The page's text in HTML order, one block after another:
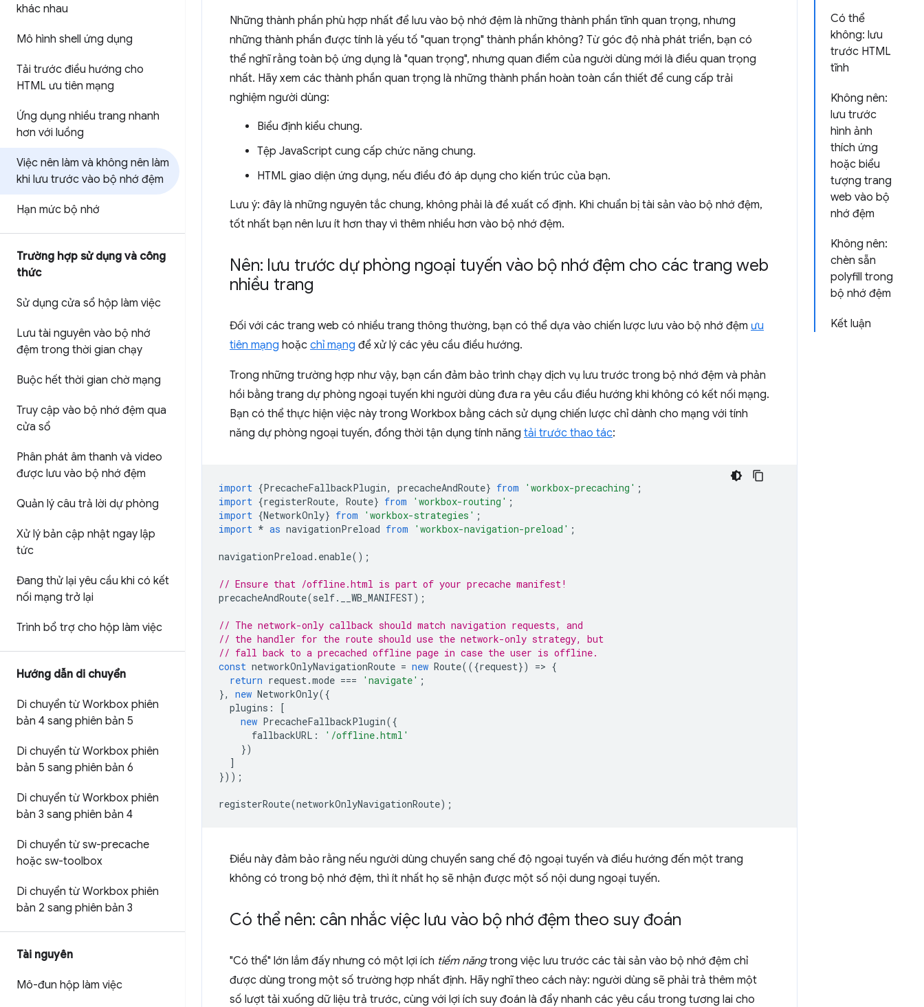
khác nhau
Mô hình shell ứng dụng
Tải trước điều hướng cho
HTML ưu tiên mạng
Ứng dụng nhiều trang nhanh
hơn với luồng
Việc nên làm và không nên làm
khi lưu trước vào bộ nhớ đệm
Hạn mức bộ nhớ
Trường hợp sử dụng và công
thức
Sử dụng cửa sổ hộp làm việc
Lưu tài nguyên vào bộ nhớ
đệm trong thời gian chạy
Buộc hết thời gian chờ mạng
Truy cập vào bộ nhớ đệm qua
cửa sổ
Phân phát âm thanh và video
được lưu vào bộ nhớ đệm
Quản lý câu trả lời dự phòng
Xử lý bản cập nhật ngay lập
tức
Đang thử lại yêu cầu khi có kết
nối mạng trở lại
Trình bổ trợ cho hộp làm việc
Hướng dẫn di chuyển
Di chuyển từ Workbox phiên
bản 4 sang phiên bản 5
Di chuyển từ Workbox phiên
bản 5 sang phiên bản 6
Di chuyển từ Workbox phiên
bản 3 sang phiên bản 4
Di chuyển từ sw-precache
hoặc sw-toolbox
Di chuyển từ Workbox phiên
bản 2 sang phiên bản 3
Tài nguyên
Mô-đun hộp làm việc
Có thể
không: lưu
trước HTML
tĩnh
Không nên:
lưu trước
hình ảnh
thích ứng
hoặc biểu
tượng trang
web vào bộ
nhớ đệm
Không nên:
chèn sẵn
polyfill trong
bộ nhớ đệm
Kết luận
Những thành phần phù hợp nhất để lưu vào bộ nhớ đệm là những thành phần tĩnh quan trọng, nhưng
những thành phần được tính là yếu tố "quan trọng" thành phần không? Từ góc độ nhà phát triển, bạn có
thể nghĩ rằng toàn bộ ứng dụng là "quan trọng", nhưng quan điểm của người dùng mới là điều quan trọng
nhất. Hãy xem các thành phần quan trọng là những thành phần hoàn toàn cần thiết để cung cấp trải
nghiệm người dùng:
Biểu định kiểu chung.
Tệp JavaScript cung cấp chức năng chung.
HTML giao diện ứng dụng, nếu điều đó áp dụng cho kiến trúc của bạn.
Lưu ý: đây là những nguyên tắc chung, không phải là đề xuất cố định. Khi chuẩn bị tài sản vào bộ nhớ đệm,
tốt nhất bạn nên lưu ít hơn thay vì thêm nhiều hơn vào bộ nhớ đệm.
Nên: lưu trước dự phòng ngoại tuyến vào bộ nhớ đệm cho các trang web
nhiều trang
Đối với các trang web có nhiều trang thông thường, bạn có thể dựa vào chiến lược lưu vào bộ nhớ đệm ưu
tiên mạng hoặc chỉ mạng để xử lý các yêu cầu điều hướng.
Trong những trường hợp như vậy, bạn cần đảm bảo trình chạy dịch vụ lưu trước trong bộ nhớ đệm và phản
hồi bằng trang dự phòng ngoại tuyến khi người dùng đưa ra yêu cầu điều hướng khi không có kết nối mạng.
Bạn có thể thực hiện việc này trong Workbox bằng cách sử dụng chiến lược chỉ dành cho mạng với tính
năng dự phòng ngoại tuyến, đồng thời tận dụng tính năng tải trước thao tác:
import {PrecacheFallbackPlugin, precacheAndRoute} from 'workbox-precaching' ;
import {registerRoute, Route} from 'workbox-routing' ;
import {NetworkOnly} from 'workbox-strategies' ;
import * as navigationPreload from 'workbox-navigation-preload' ;
navigationPreload . enable();
// Ensure that /offline.html is part of your precache manifest!
precacheAndRoute(self. __WB_MANIFEST);
// The network-only callback should match navigation requests, and
// the handler for the route should use the network-only strategy, but
// fall back to a precached offline page in case the user is offline.
const networkOnlyNavigationRoute = new Route(({request}) => {
return request.mode === 'navigate' ;
},
new NetworkOnly({
plugins :
[
new PrecacheFallbackPlugin({
fallbackURL :
'/offline.html'
})
]
}));
registerRoute(networkOnlyNavigationRoute);
Điều này đảm bảo rằng nếu người dùng chuyển sang chế độ ngoại tuyến và điều hướng đến một trang
không có trong bộ nhớ đệm, thì ít nhất họ sẽ nhận được một số nội dung ngoại tuyến.
Có thể nên: cân nhắc việc lưu vào bộ nhớ đệm theo suy đoán
"Có thể" lớn lắm đấy nhưng có một lợi ích tiềm năngtrong việc lưu trước các tài sản vào bộ nhớ đệm chỉ
được dùng trong một số trường hợp nhất định. Hãy nghĩ theo cách này: người dùng sẽ phải trả thêm một
số lượt tải xuống dữ liệu trả trước, cùng với lợi ích suy đoán là đẩy nhanh các yêu cầu trong tương lai cho